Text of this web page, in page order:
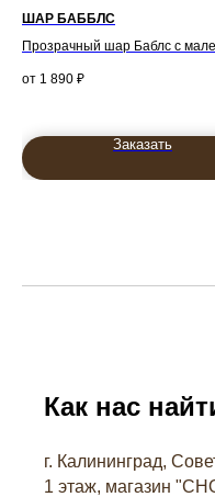
ШАР БАББЛС
Прозрачный шар Баблс с
надписью.
1 890 ₽
Заказать
Как нас
г. Калининград,
1 этаж, магазин